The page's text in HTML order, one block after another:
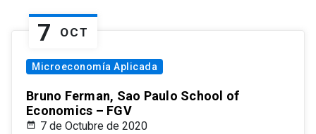
7 OCT
Microeconomía Aplicada
Bruno Ferman, Sao Paulo School of
Economics – FGV
7 de Octubre de 2020